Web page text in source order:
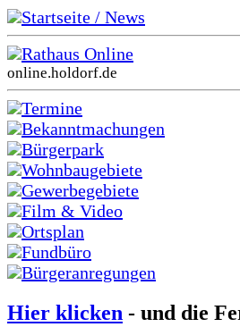
Startseite / News
Rathaus Online
online.holdorf.de
Termine
Bekanntmachungen
Bürgerpark
Wohnbaugebiete
Gewerbegebiete
Film & Video
Ortsplan
Fundbüro
Bürgeranregungen
Hier klicken - und die